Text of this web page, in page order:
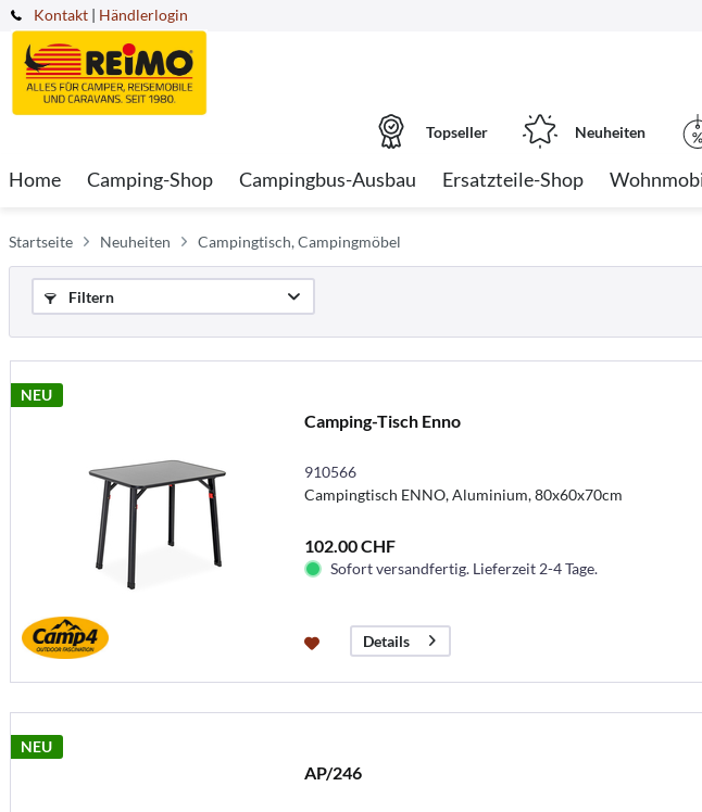
Kontakt | Händlerlogin
Topseller Neuheiten
Home Camping-Shop Campingbus-Ausbau Ersatzteile-Shop
Startseite Neuheiten Campingtisch, Campingmöbel
Filtern
NEU
Camping-Tisch Enno
910566
Campingtisch ENNO, Aluminium, 80x60x70cm
102.00 CHF
Sofort versandfertig. Lieferzeit 2-4 Tage.
Details
NEU
AP/246